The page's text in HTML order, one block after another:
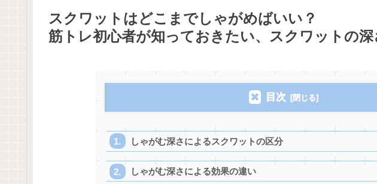
スクワットはどこまでしゃがめばいい？
筋トレ初心者が知っておきたい、スクワットの
目次
しゃがむ深さによるスクワットの区分
しゃがむ深さによる効果の違い